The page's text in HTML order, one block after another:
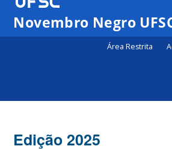
Novembro Negro
Área Restrita
Edição 2025